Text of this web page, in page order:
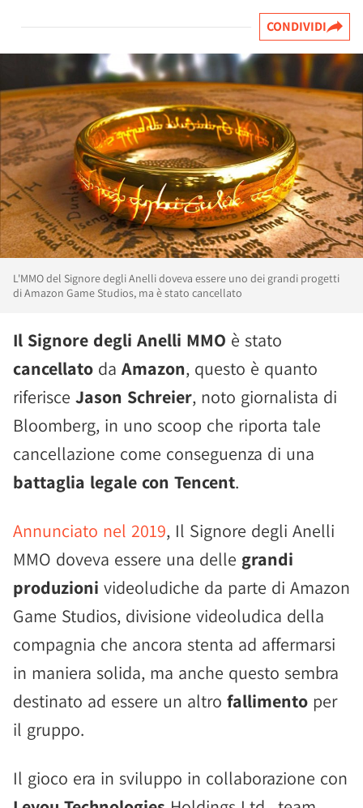
CONDIVIDI
L'MMO del Signore degli Anelli doveva essere uno dei grandi progetti
di Amazon Game Studios, ma è stato cancellato
Il Signore degli Anelli MMO è stato
cancellato da Amazon, questo è quanto
riferisce Jason Schreier, noto giornalista di
Bloomberg, in uno scoop che riporta tale
cancellazione come conseguenza di una
battaglia legale con Tencent.
Annunciato nel 2019, Il Signore degli Anelli
MMO doveva essere una delle grandi
produzioni videoludiche da parte di Amazon
Game Studios, divisione videoludica della
compagnia che ancora stenta ad affermarsi
in maniera solida, ma anche questo sembra
destinato ad essere un altro fallimento per
il gruppo.
Il gioco era in sviluppo in collaborazione con